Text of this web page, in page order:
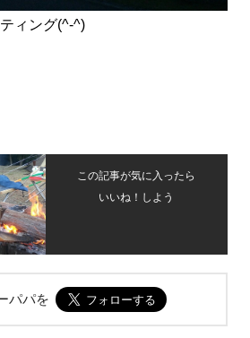
ィング(^-^)
この記事が気に入ったら
いいね！しよう
パパを